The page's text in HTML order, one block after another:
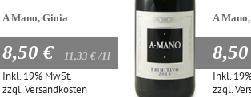
A Mano, Gioia
8,50 € 11,33 € /1l
Inkl. 19% MwSt.
zzgl.Versandkosten
A
Inkl.
zzgl.